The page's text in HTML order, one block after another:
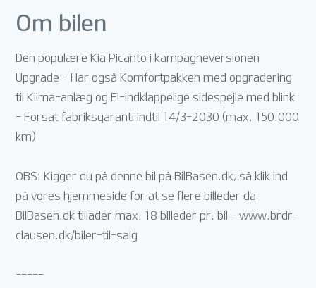
Om bilen
Den populære Kia Picanto i kampagneversionen
Upgrade - Har også Komfortpakken med opgradering
til Klima-anlæg og El-indklappelige sidespejle med blink
- Forsat fabriksgaranti indtil 14/3-2030 (max. 150.000
km)
OBS: Kigger du på denne bil på BilBasen.dk, så klik ind
på vores hjemmeside for at se flere billeder da
BilBasen.dk tillader max. 18 billeder pr. bil - www.brdr-
clausen.dk/biler-til-salg
-----